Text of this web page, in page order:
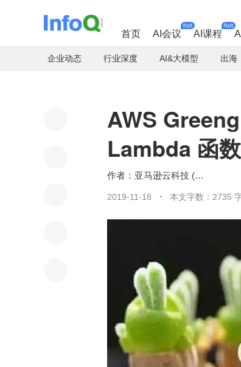
首页 AI会议
hot
AI课程
hot
企业动态 行业深度 AI&大模型 出海
AWS
Lambda 函数
亚马逊云科技 (Amazon Web Services）
2019-11-18 本文字数：2735